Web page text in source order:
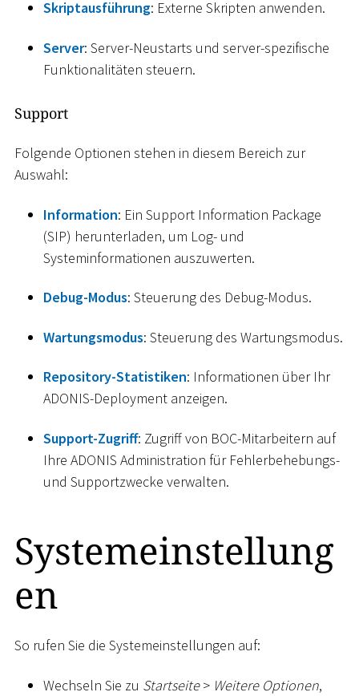
Skriptausführung: Externe Skripten anwenden.
Server: Server-Neustarts und server-spezifische
Funktionalitäten steuern.
Support
Folgende Optionen stehen in diesem Bereich zur
Auswahl:
Information: Ein Support Information Package
(SIP) herunterladen, um Log- und
Systeminformationen auszuwerten.
Debug-Modus: Steuerung des Debug-Modus.
Wartungsmodus: Steuerung des Wartungsmodus.
Repository-Statistiken: Informationen über Ihr
ADONIS-Deployment anzeigen.
Support-Zugriff: Zugriff von BOC-Mitarbeitern auf
Ihre ADONIS Administration für Fehlerbehebungs-
und Supportzwecke verwalten.
Systemeinstellung
en
So rufen Sie die Systemeinstellungen auf:
Wechseln Sie zu Startseite > Weitere Optionen,